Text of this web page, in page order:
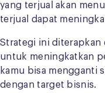
yang terjual akan
terjual dapat
Strategi ini diterapkan
untuk meningkatkan
kamu bisa mengganti
dengan target bisnis.